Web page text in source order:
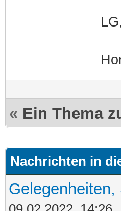
LG,
« Ein Thema
Nachrichten in